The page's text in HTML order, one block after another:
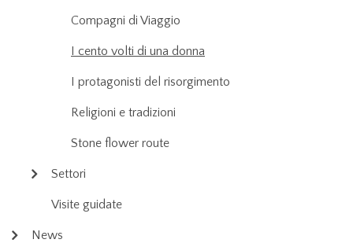
Compagni di Viaggio
I cento volti di una donna
I protagonisti del risorgimento
Religioni e tradizioni
Stone flower route
Settori
Visite guidate
News